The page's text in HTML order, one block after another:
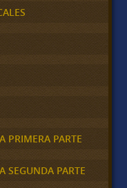
PRIMERA PARTE
SEGUNDA PARTE